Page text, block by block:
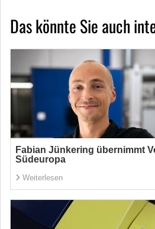
Das könnte Sie auch
Fabian Jünkering übernimmt
Südeuropa
Weiterlesen